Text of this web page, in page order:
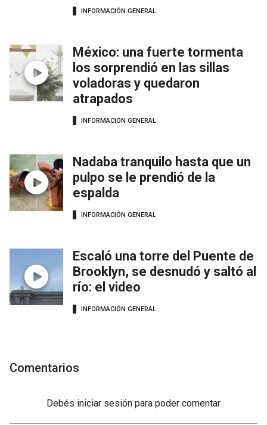
INFORMACIÓN GENERAL
México: una fuerte tormenta
los sorprendió en las sillas
voladoras y quedaron
atrapados
INFORMACIÓN GENERAL
Nadaba tranquilo hasta que un
pulpo se le prendió de la
espalda
INFORMACIÓN GENERAL
Escaló una torre del Puente de
Brooklyn, se desnudó y saltó al
río: el video
INFORMACIÓN GENERAL
Comentarios
Debés iniciar sesión para poder comentar